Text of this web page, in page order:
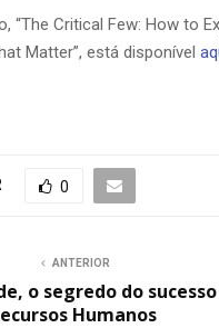
“The Critical Few: How to
Matter”, está disponível
0
ANTERIOR
o segredo do
Humanos